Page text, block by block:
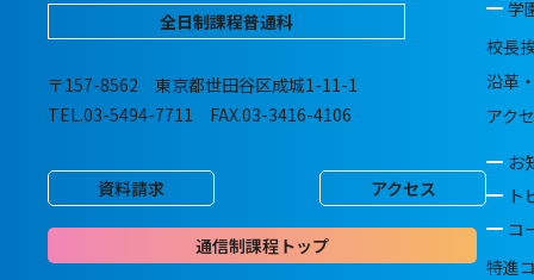
全日制課程普通科
〒157-8562 東京都世田谷区成城1-11-1
TEL.03-5494-7711 FAX.03-3416-4106
資料請求 アクセス
通信制課程トップ
学
校長
沿革
アク
お
ト
コ
特進